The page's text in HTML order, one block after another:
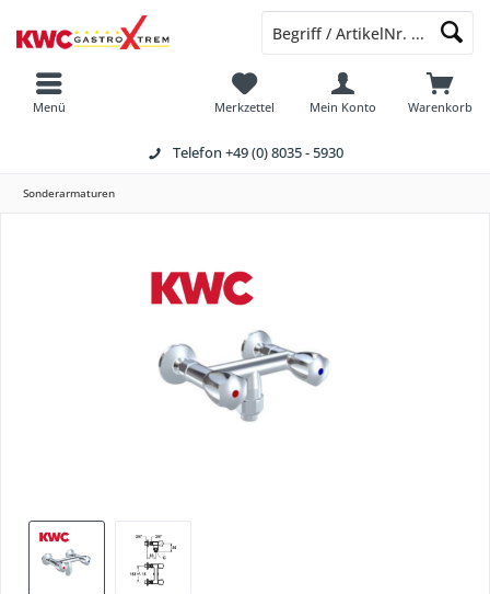
Telefon +49 (0) 8035 - 5930
Menü Warenkorb
Merkzettel Mein Konto
Sonderarmaturen